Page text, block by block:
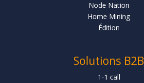
Node Nation
Home Mining
Édition
Solutions B2B
1-1 call